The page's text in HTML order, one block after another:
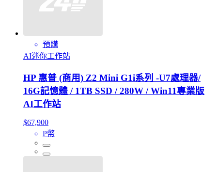
預購
AI迷你工作站
HP 惠普 (商用) Z2 Mini G1i系列 -U7處理器/
16G記憶體 / 1TB SSD / 280W / Win11專業版
AI工作站
$67,900
P幣